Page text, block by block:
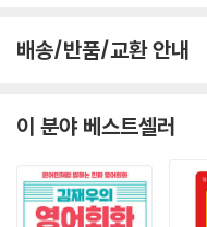
시하였습니다. 양측의 의견을
견을 선택하고 그에 따른 생각
(8) Making Your Argument
in Argument), 논거
ing Example) 그리고 마지막
배송/반품/교환 안내
이 분야 베스트셀러